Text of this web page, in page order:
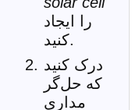
را ایجاد
کنید.
درک کنید
که حل‌گر
مداری